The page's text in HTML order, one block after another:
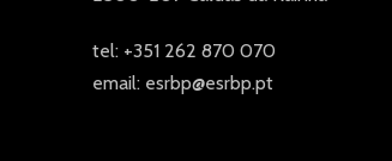
tel: +351 262 870 070
email: esrbp@esrbp.pt